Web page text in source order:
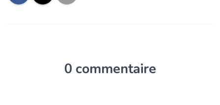
0 commentaire